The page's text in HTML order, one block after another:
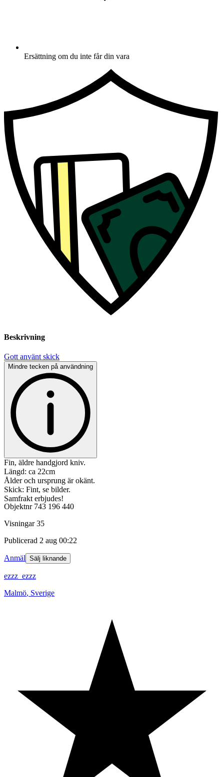
Ersättning om du inte får din vara
Beskrivning
Gott använt skick
Mindre tecken på användning
Fin, äldre handgjord kniv.
Längd: ca 22cm
Ålder och ursprung är okänt.
Skick: Fint, se bilder.
Samfrakt erbjudes!
Objektnr 743 196 440
Visningar 35
Publicerad 2 aug 00:22
Anmäl Sälj liknande
ezzz_ezzz
Malmö, Sverige